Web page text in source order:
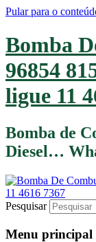
Pular para o
Bomba
96854
ligue 11
Bomba de
Diesel…
Pesquisar
Menu principal